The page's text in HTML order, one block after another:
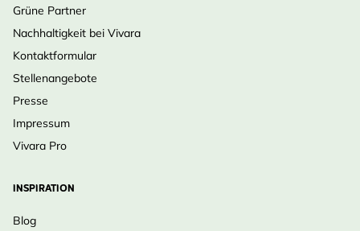
Grüne Partner
Nachhaltigkeit bei Vivara
Kontaktformular
Stellenangebote
Presse
Impressum
Vivara Pro
INSPIRATION
Blog